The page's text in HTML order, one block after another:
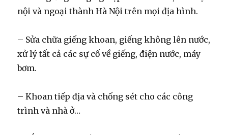
nội và ngoại thành Hà Nội trên mọi địa hình.
– Sửa chữa giếng khoan, giếng không lên nước,
xử lý tất cả các sự cố về giếng, điện nước, máy
bơm.
– Khoan tiếp địa và chống sét cho các công
trình và nhà ở…